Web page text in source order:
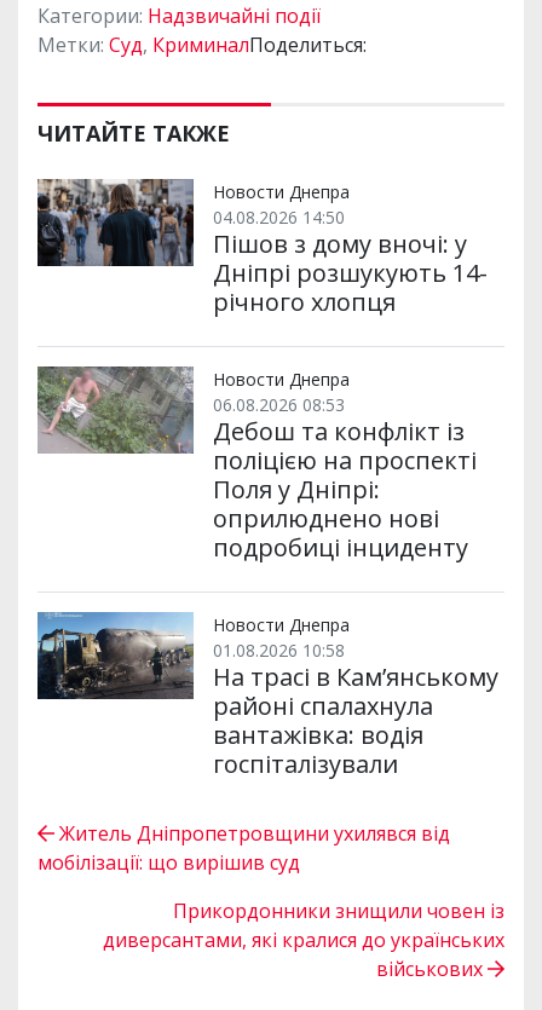
Категории: Надзвичайні події
Метки: Суд, КриминалПоделиться:
ЧИТАЙТЕ ТАКЖЕ
Новости Днепра
04.08.2026 14:50
Пішов з дому вночі: у
Дніпрі розшукують 14-
річного хлопця
Новости Днепра
06.08.2026 08:53
Дебош та конфлікт із
поліцією на проспекті
Поля у Дніпрі:
оприлюднено нові
подробиці інциденту
Новости Днепра
01.08.2026 10:58
На трасі в Кам’янському
районі спалахнула
вантажівка: водія
госпіталізували
Житель Дніпропетровщини ухилявся від
мобілізації: що вирішив суд
Прикордонники знищили човен із
диверсантами, які кралися до українських
військових